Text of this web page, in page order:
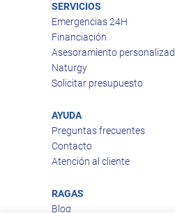
SERVICIOS
Emergencias 24H
Financiación
Asesoramiento
Naturgy
Solicitar presupuesto
AYUDA
Preguntas frecuentes
Contacto
Atención al cliente
RAGAS
Blog